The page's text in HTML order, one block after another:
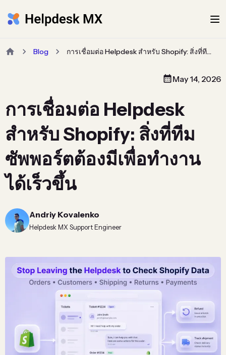
Blog การเชื่อมต่อ Helpdesk สำหรับ Shopify: สิ่งที่ทีมซัพพอร์ตต้องมีเพื่อทำงานได้เร็วขึ้น
May 14, 2026
การเชื่อมต่อ Helpdesk
สำหรับ Shopify: สิ่งที่ทีม
ซัพพอร์ตต้องมีเพื่อทำงาน
ได้เร็วขึ้น
Andriy Kovalenko
Helpdesk MX Support Engineer